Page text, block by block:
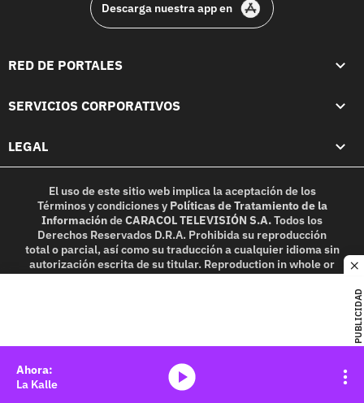
PUBLICIDAD
Descarga nuestra app en
RED DE PORTALES
SERVICIOS CORPORATIVOS
LEGAL
El uso de este sitio web implica la aceptación de los
Términos y condicionesy Políticas de Tratamiento de la
InformacióndeCARACOL TELEVISIÓN S.A.Todos los
Derechos Reservados D.R.A. Prohibida su reproducción
total o parcial, así como su traducción a cualquier idioma sin
autorización escrita de su titular. Reproduction in whole or
in part, or translation without written permission is
La Kalle